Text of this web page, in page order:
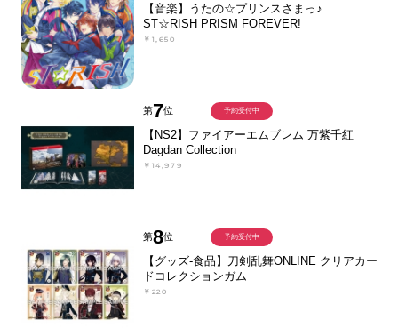
【音楽】うたの☆プリンスさまっ♪
ST☆RISH PRISM FOREVER!
￥1,650
第7位
【NS2】ファイアーエムブレム 万紫千紅
Dagdan Collection
￥14,979
予約受付中
第8位
【グッズ-食品】刀剣乱舞ONLINE クリアカー
ドコレクションガム
￥220
予約受付中